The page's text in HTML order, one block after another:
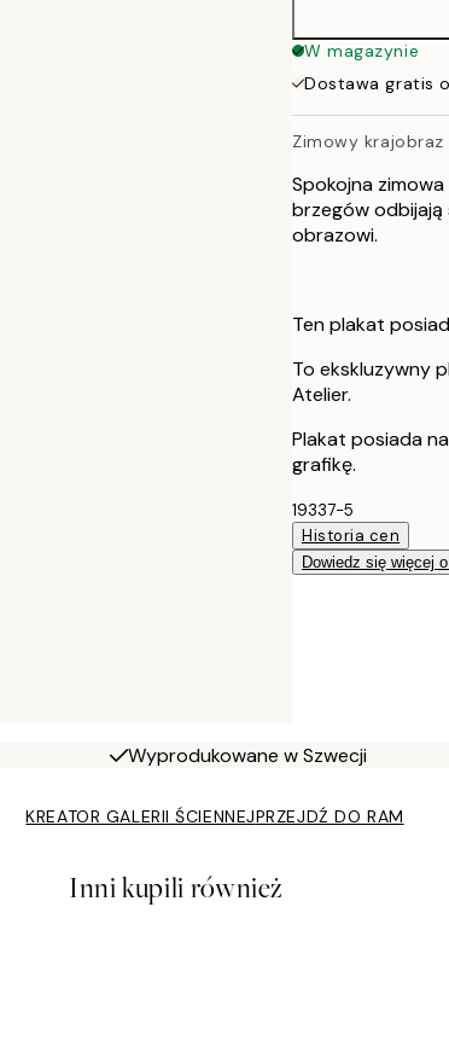
W magazynie
Dostawa gratis
Zimowy krajobraz
Spokojna
brzegów
obrazowi.
Ten plakat
To ekskluzywny
Atelier.
Plakat posiada
grafikę.
19337-5
Historia cen
Dowiedz się więcej
Wyprodukowane w Szwecji
KREATOR GALERII ŚCIENNEJPRZEJDŹ DO RAM
Inni kupili również